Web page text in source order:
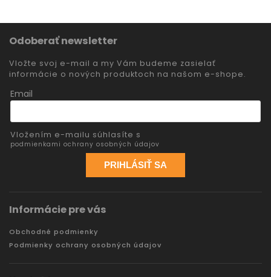
Odoberať newsletter
Vložte svoj e-mail a my Vám budeme zasielať
informácie o nových produktoch na našom e-shope.
Email
Vložením e-mailu súhlasíte s
podmienkami ochrany osobných údajov
PRIHLÁSIŤ SA
Informácie pre vás
Obchodné podmienky
Podmienky ochrany osobných údajov